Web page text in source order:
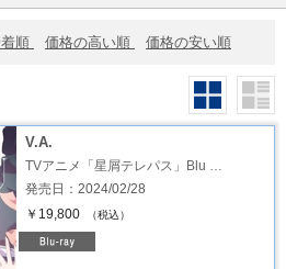
順 価格の高い順 価格の安い順
V.A.
TVアニメ「星屑テレパス」Blu …
発売日：2024/02/28
￥19,800
（税込）